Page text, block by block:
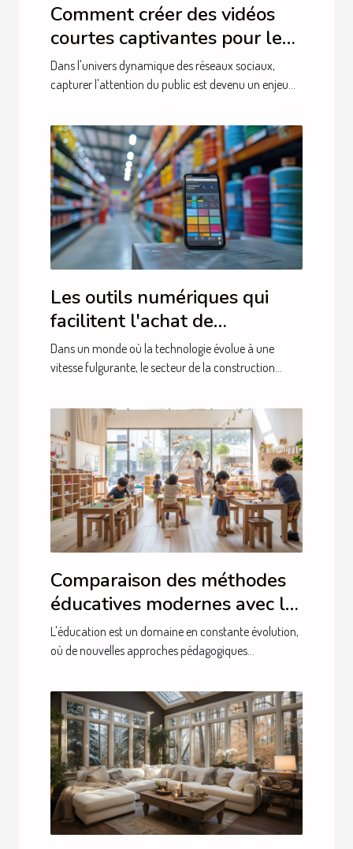
Comment créer des vidéos
courtes captivantes pour les
réseaux sociaux
Dans l'univers dynamique des réseaux sociaux,
capturer l'attention du public est devenu un enjeu...
Les outils numériques qui
facilitent l'achat de
matériaux de construction
Dans un monde où la technologie évolue à une
vitesse fulgurante, le secteur de la construction...
Comparaison des méthodes
éducatives modernes avec la
méthode Montessori en 2024
L'éducation est un domaine en constante évolution,
où de nouvelles approches pédagogiques...